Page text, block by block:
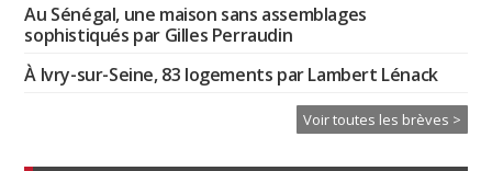
Au Sénégal, une maison sans assemblages
sophistiqués par Gilles Perraudin
À Ivry-sur-Seine, 83 logements par Lambert Lénack
Voir toutes les brèves >